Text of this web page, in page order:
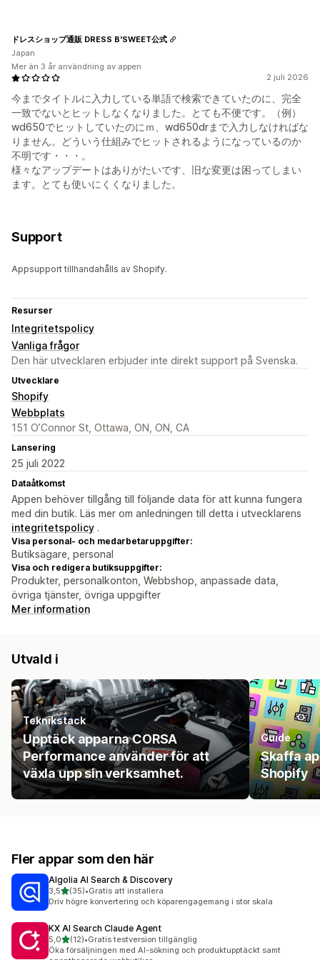
2 juli 2026
今までタイトルに入力している単語で検索できていたのに、完全
一致でないとヒットしなくなりました。とても不便です。（例）
wd650でヒットしていたのにｍ、wd650drまで入力しなければな
りません。どういう仕組みでヒットされるようになっているのか
不明です・・・。
様々なアップデートはありがたいです、旧な変更は困ってしまい
ます。とても使いにくくなりました。
ドレスショップ通販 DRESS B'SWEET公式
Japan
Mer än 3 år användning av appen
Support
Appsupport tillhandahålls av Shopify.
Resurser
Integritetspolicy
Vanliga frågor
Den här utvecklaren erbjuder inte direkt support på Svenska.
Utvecklare
Shopify
Webbplats
151 O’Connor St, Ottawa, ON, ON, CA
Lansering
25 juli 2022
Dataåtkomst
Appen behöver tillgång till följande data för att kunna fungera
med din butik. Läs mer om anledningen till detta i utvecklarens
integritetspolicy .
Visa personal- och medarbetaruppgifter:
Butiksägare, personal
Visa och redigera butiksuppgifter:
Produkter, personalkonton, Webbshop, anpassade data,
övriga tjänster, övriga uppgifter
Mer information
Utvald i
Teknikstack
Upptäck apparna CORSA
Performance använder för att
växla upp sin verksamhet.
Guide
Skaffa
Shopify
Fler appar som den här
Algolia AI Search & Discovery
3,5av 5 stjärnor
(35)
35 recensioner totalt
•Gratis att installera
Driv högre konvertering och köparengagemang i stor skala
KX AI Search Claude Agent
5,0av 5 stjärnor
(12)
12 recensioner totalt
•Gratis testversion tillgänglig
Öka försäljningen med AI-sökning och produktupptäckt samt